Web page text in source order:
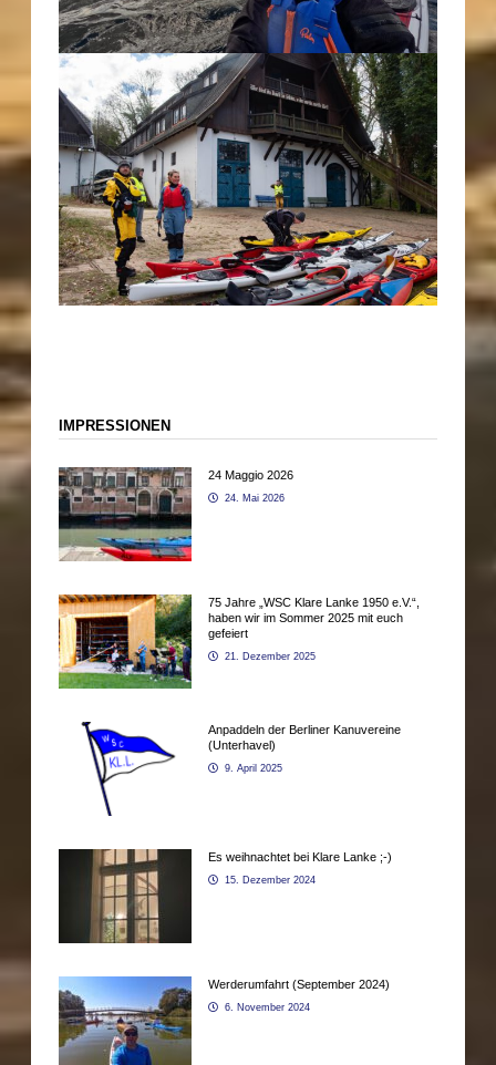
IMPRESSIONEN
24 Maggio 2026
24. Mai 2026
75 Jahre „WSC Klare Lanke 1950 e.V.“,
haben wir im Sommer 2025 mit euch
gefeiert
21. Dezember 2025
Anpaddeln der Berliner Kanuvereine
(Unterhavel)
9. April 2025
Es weihnachtet bei Klare Lanke ;-)
15. Dezember 2024
Werderumfahrt (September 2024)
6. November 2024